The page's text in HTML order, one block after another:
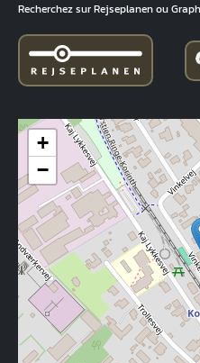
Recherchez sur Rejseplanen ou
+
−